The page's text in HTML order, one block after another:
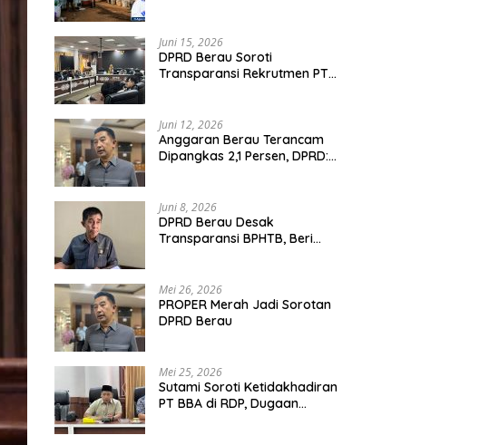
Juni 15, 2026
DPRD Berau Soroti
Transparansi Rekrutmen PT
Juni 12, 2026
Anggaran Berau Terancam
Dipangkas 2,1 Persen, DPRD:
Juni 8, 2026
DPRD Berau Desak
Transparansi BPHTB, Beri
Mei 26, 2026
PROPER Merah Jadi Sorotan
DPRD Berau
Mei 25, 2026
Sutami Soroti Ketidakhadiran
PT BBA di RDP, Dugaan